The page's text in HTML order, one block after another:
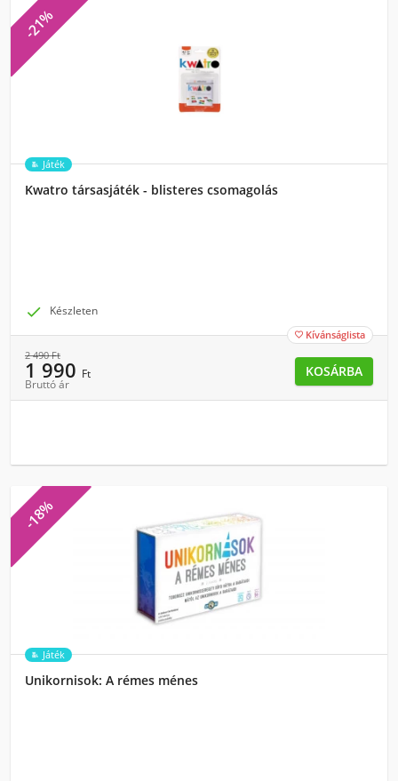
-21%
Játék
Kwatro társasjáték - blisteres csomagolás
 Készleten
 Kívánságlista
2 490Ft
1 990 Ft
Bruttó ár
KOSÁRBA
-18%
Játék
Unikornisok: A rémes ménes